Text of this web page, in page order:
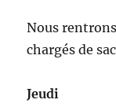
Nous
chargés de
Jeudi